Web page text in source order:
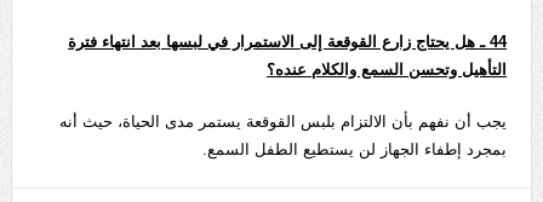
44ـ هل يحتاج زارع القوقعة إلى الاستمرار في لبسها بعد انتهاء فترة
التأهيل وتحسن السمع والكلام عنده؟
يجب أن نفهم بأن الالتزام بلبس القوقعة يستمر مدى الحياة، حيث أنه
بمجرد إطفاء الجهاز لن يستطيع الطفل السمع.